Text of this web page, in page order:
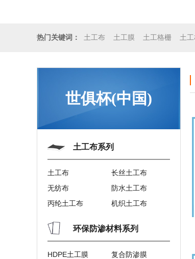
热门关键词： 土工布 土工膜 土工格栅 土
世俱杯(中国)
土工布系列
土工布
长丝土工布
无纺布
防水土工布
丙纶土工布
机织土工布
环保防渗材料系列
HDPE土工膜
复合防渗膜